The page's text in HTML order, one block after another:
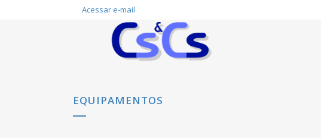
Acessar e-mail
EQUIPAMENTOS